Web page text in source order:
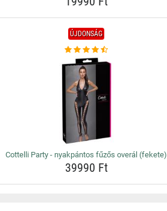
ÚJDONSÁG
Cottelli Party - nyakpántos fűzős overál (fekete)
39990 Ft